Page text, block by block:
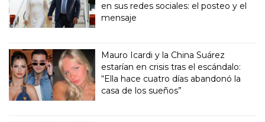
en sus redes sociales: el posteo y el
mensaje
Mauro Icardi y la China Suárez
estarían en crisis tras el escándalo:
“Ella hace cuatro días abandonó la
casa de los sueños”